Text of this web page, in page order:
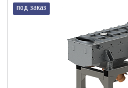
под заказ